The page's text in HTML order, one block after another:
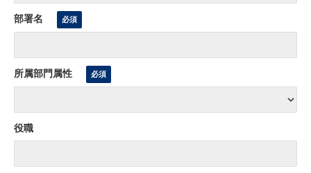
部署名
所属部門属性
役職